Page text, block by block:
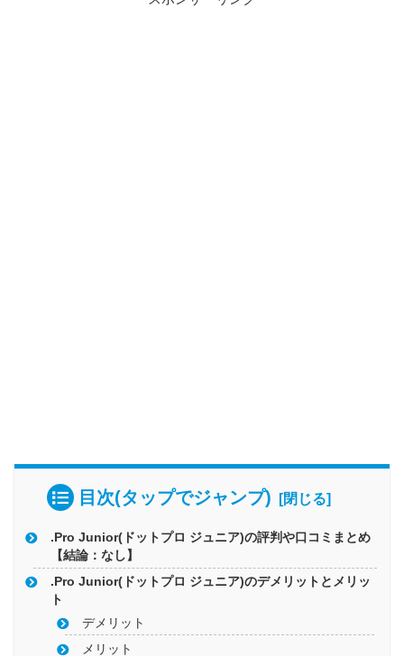
目次(タップでジャンプ)
.Pro Junior(ドットプロ ジュニア)の評判や口コミまとめ
【結論：なし】
.Pro Junior(ドットプロ ジュニア)のデメリットとメリッ
ト
デメリット
メリット